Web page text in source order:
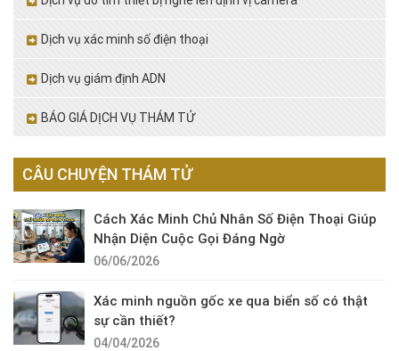
Dịch vụ xác minh số điện thoại
Dịch vụ giám định ADN
BÁO GIÁ DỊCH VỤ THÁM TỬ
CÂU CHUYỆN THÁM TỬ
Cách Xác Minh Chủ Nhân Số Điện Thoại Giúp
Nhận Diện Cuộc Gọi Đáng Ngờ
06/06/2026
Xác minh nguồn gốc xe qua biển số có thật
sự cần thiết?
04/04/2026